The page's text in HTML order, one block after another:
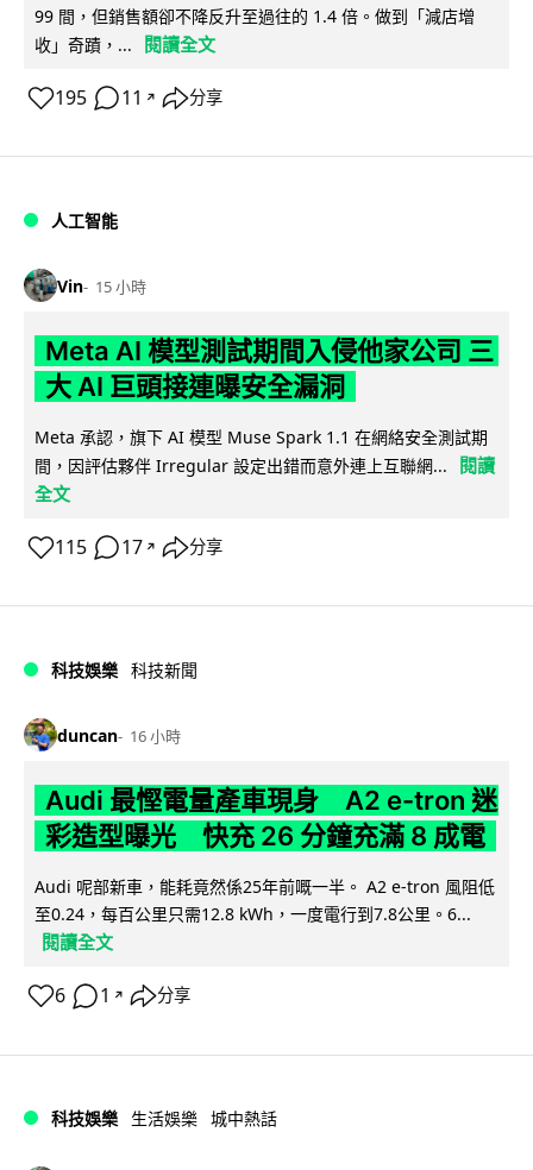
99 間，但銷售額卻不降反升至過往的 1.4 倍。做到「減店增
收」奇蹟，...
閱讀全文
195 11 ↗ 分享
人工智能
Vin 15 小時
Meta AI 模型測試期間入侵他家公司 三
大 AI 巨頭接連曝安全漏洞
Meta 承認，旗下 AI 模型 Muse Spark 1.1 在網絡安全測試期
間，因評估夥伴 Irregular 設定出錯而意外連上互聯網...
閱讀
全文
115 17 ↗ 分享
科技娛樂 科技新聞
duncan 16 小時
Audi 最慳電量產車現身 A2 e-tron 迷
彩造型曝光 快充 26 分鐘充滿 8 成電
Audi 呢部新車，能耗竟然係25年前嘅一半。 A2 e-tron 風阻低
至0.24，每百公里只需12.8 kWh，一度電行到7.8公里。6...
閱讀全文
6 1 ↗ 分享
科技娛樂 生活娛樂 城中熱話